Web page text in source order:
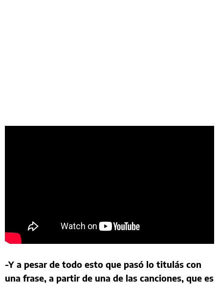
-Y a pesar de todo esto que pasó lo titulás con
una frase, a partir de una de las canciones, que es